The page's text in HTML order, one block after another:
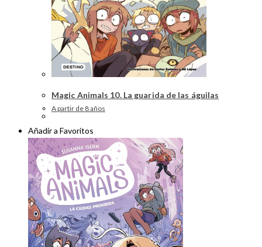
Magic Animals 10. La guarida de las águilas
A partir de 8 años
Añadir a Favoritos